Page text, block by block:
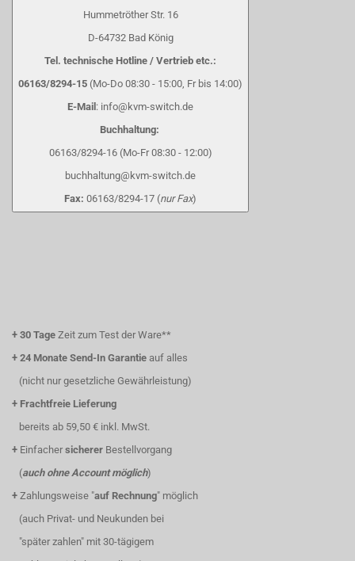
Hummetröther Str. 16
D-64732 Bad König
Tel. technische Hotline / Vertrieb etc.:
06163/8294-15 (Mo-Do 08:30 - 15:00, Fr bis 14:00)
E-Mail : info@kvm-switch.de
Buchhaltung:
06163/8294-16 (Mo-Fr 08:30 - 12:00)
buchhaltung@kvm-switch.de
Fax: 06163/8294-17 (nur Fax)
+ 30 Tage Zeit zum Test der Ware**
+ 24 Monate Send-In Garantie auf alles
(nicht nur gesetzliche Gewährleistung)
+ Frachtfreie Lieferung
bereits ab 59,50 € inkl. MwSt.
+ Einfacher sicherer Bestellvorgang
(auch ohne Account möglich)
+ Zahlungsweise "auf Rechnung" möglich
(auch Privat- und Neukunden bei
"später zahlen" mit 30-tägigem